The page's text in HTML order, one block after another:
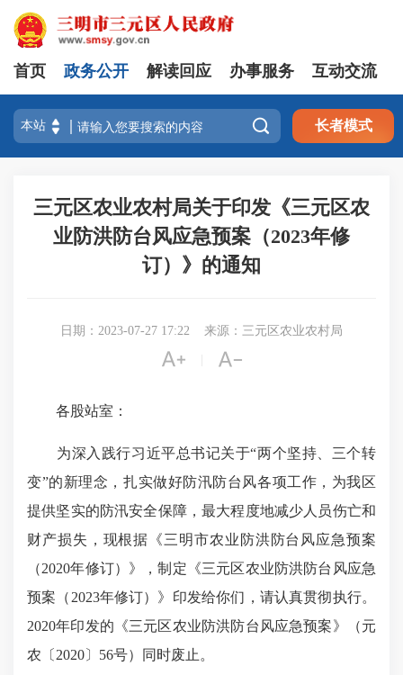
首页 政务公开 解读回应 办事服务 互动交流
 长者模式
三元区农业农村局关于印发《三元区农
业防洪防台风应急预案（2023年修
订）》的通知
日期：2023-07-27 17:22 来源：三元区农业农村局
 
各股站室：
为深入践行习近平总书记关于“两个坚持、三个转
变”的新理念，扎实做好防汛防台风各项工作，为我区
提供坚实的防汛安全保障，最大程度地减少人员伤亡和
财产损失，现根据《三明市农业防洪防台风应急预案
（2020年修订）》，制定《三元区农业防洪防台风应急
预案（2023年修订）》印发给你们，请认真贯彻执行。
2020年印发的《三元区农业防洪防台风应急预案》（元
农〔2020〕56号）同时废止。